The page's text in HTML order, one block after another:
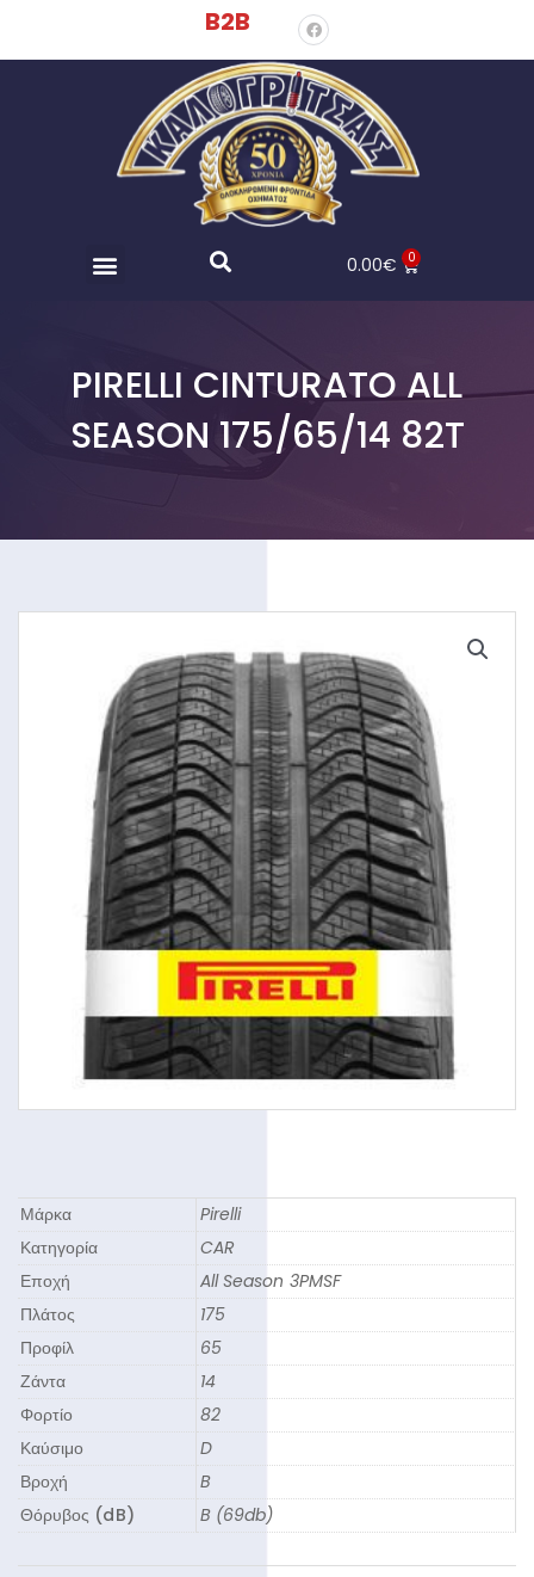
B2B
0.00€ 0
PIRELLI CINTURATO ALL
SEASON 175/65/14 82T
Μάρκα
Pirelli
Κατηγορία
CAR
Εποχή
All Season 3PMSF
Πλάτος
175
Προφίλ
65
Ζάντα
14
Φορτίο
82
Καύσιμο
D
Βροχή
B
Θόρυβος (dB)
B (69db)